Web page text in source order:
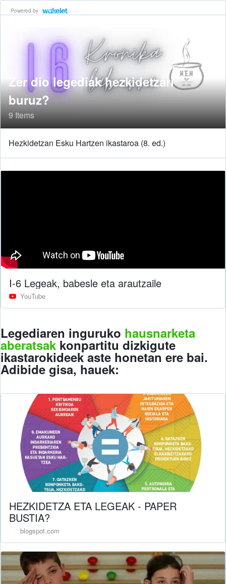
Powered by
Zer dio legediak hezkidetzari
buruz?
9 Items
Hezkidetzan Esku Hartzen ikastaroa (8. ed.)
I-6 Legeak, babesle eta arautzaile
YouTube
Legediaren inguruko hausnarketa
aberatsak konpartitu dizkigute
ikastarokideek aste honetan ere bai.
Adibide gisa, hauek:
HEZKIDETZA ETA LEGEAK - PAPER
BUSTIA?
blogspot.com